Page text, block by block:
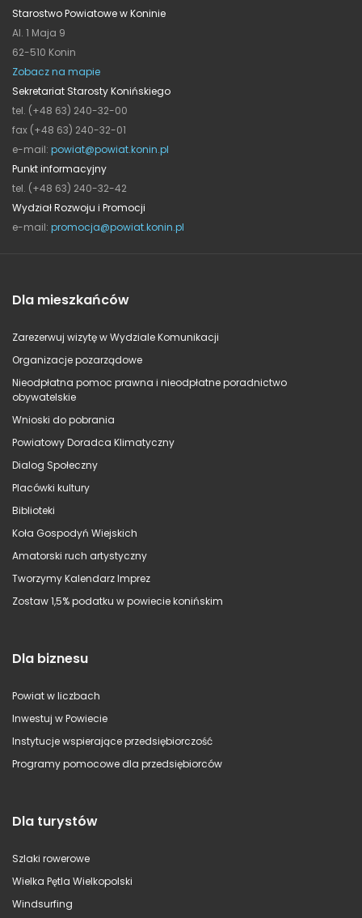
Starostwo Powiatowe w Koninie
Al. 1 Maja 9
62-510 Konin
Zobacz na mapie
Sekretariat Starosty Konińskiego
tel. (+48 63) 240-32-00
fax (+48 63) 240-32-01
e-mail: powiat@powiat.konin.pl
Punkt informacyjny
tel. (+48 63) 240-32-42
Wydział Rozwoju i Promocji
e-mail: promocja@powiat.konin.pl
Dla mieszkańców
Zarezerwuj wizytę w Wydziale Komunikacji
Organizacje pozarządowe
Nieodpłatna pomoc prawna i nieodpłatne poradnictwo
obywatelskie
Wnioski do pobrania
Powiatowy Doradca Klimatyczny
Dialog Społeczny
Placówki kultury
Biblioteki
Koła Gospodyń Wiejskich
Amatorski ruch artystyczny
Tworzymy Kalendarz Imprez
Zostaw 1,5% podatku w powiecie konińskim
Dla biznesu
Powiat w liczbach
Inwestuj w Powiecie
Instytucje wspierające przedsiębiorczość
Programy pomocowe dla przedsiębiorców
Dla turystów
Szlaki rowerowe
Wielka Pętla Wielkopolski
Windsurfing